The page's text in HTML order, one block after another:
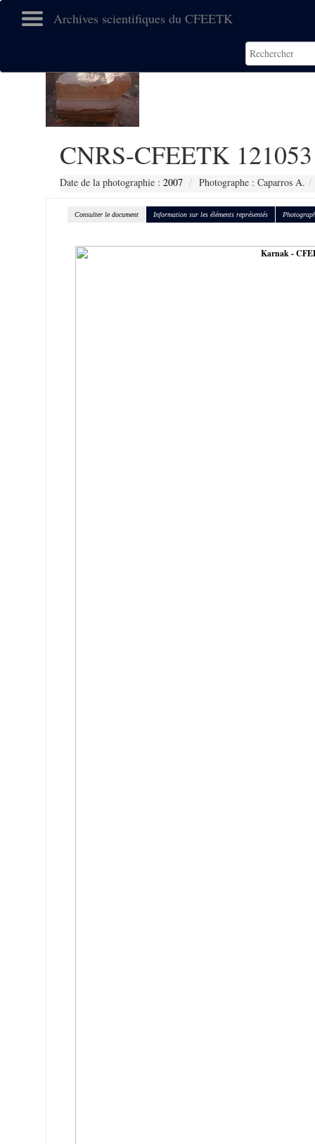
Archives scientifiques du CFEETK
CNRS-CFEETK 121053
Date de la photographie : 2007 Photographe : Caparros A.
Consulter le document Information sur les éléments représentés